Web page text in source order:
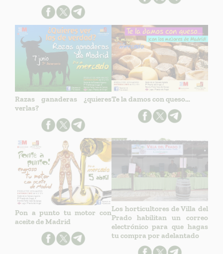
Razas ganaderas ¿quieres
verlas?
Te la damos con queso…
Pon a punto tu motor con
aceite de Madrid
Los horticultores de Villa del
Prado habilitan un correo
electrónico para que hagas
tu compra por adelantado